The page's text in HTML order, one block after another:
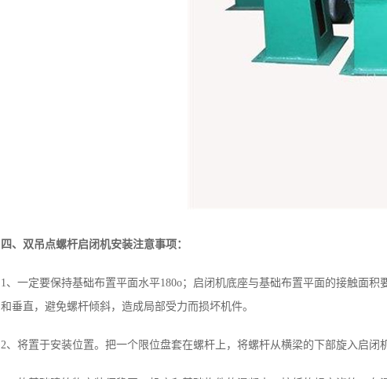
四、双吊点螺杆启闭机安装注意事项：
1、一定要保持基础布置平面水平180o；启闭机底座与基础布置平面的接触面
和垂直，避免螺杆倾斜，造成局部受力而损坏机件。
2、将置于安装位置。把一个限位盘套在螺杆上，将螺杆从横梁的下部旋入启